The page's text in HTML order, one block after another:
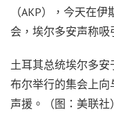
（AKP），今天在
会，埃尔多安声称吸
土耳其总统埃尔多
布尔举行的集会上
声援。（图：美联社）